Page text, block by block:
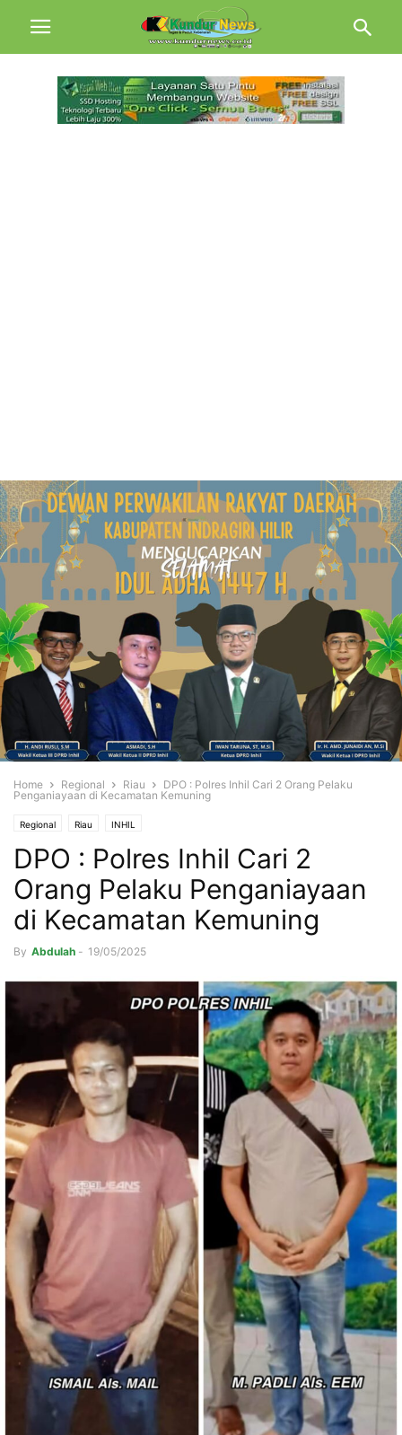
Home Regional Riau
DPO : Polres Inhil Cari 2 Orang Pelaku
Penganiayaan di Kecamatan Kemuning
Regional Riau INHIL
DPO : Polres Inhil Cari 2
Orang Pelaku Penganiayaan
di Kecamatan Kemuning
By Abdulah - 19/05/2025